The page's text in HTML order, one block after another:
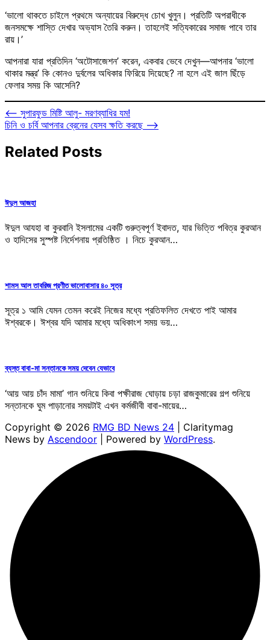
‘ভালো থাকতে চাইলে প্রথমে অন্যায়ের বিরুদ্ধে চোখ খুলুন। প্রতিটি অপরাধীকে
জনসমক্ষে শাস্তি দেখার অভ্যাস তৈরি করুন। তাহলেই সত্যিকারের সমাজ পাবে তার
রায়।’
আপনারা যারা প্রতিদিন ‘অটোসাজেশন’ করেন, একবার ভেবে দেখুন—আপনার ‘ভালো
থাকার মন্ত্র’ কি কোনও দুর্বলের অধিকার ফিরিয়ে দিয়েছে? না হলে এই জাল ছিঁড়ে
ফেলার সময় কি আসেনি?
Post
navigation
⟵ সুপারফুড মিষ্টি আলু- মরণব্যাধির যম!
চিনি ও চর্বি আপনার ব্রেনের যেসব ক্ষতি করছে ⟶
Related Posts
ঈদুল আজহা
ঈদুল আযহা বা কুরবানি ইসলামের একটি গুরুত্বপূর্ণ ইবাদত, যার ভিত্তি পবিত্র কুরআন
ও হাদিসের সুস্পষ্ট নির্দেশনায় প্রতিষ্ঠিত । নিচে কুরআন…
শামস আল তাবরিজ প্রণীত ভালোবাসার ৪০ সূত্র
সূত্র ১ আমি যেমন তেমন করেই নিজের মধ্যে প্রতিফলিত দেখতে পাই আমার
ঈশ্বরকে। ঈশ্বর যদি আমার মধ্যে অধিকাংশ সময় ভয়…
ব্যস্ত বাবা-মা সন্তানকে সময় দেবেন যেভাবে
‘আয় আয় চাঁদ মামা’ গান শুনিয়ে কিবা পক্ষীরাজ ঘোড়ায় চড়া রাজকুমারের গল্প শুনিয়ে
সন্তানকে ঘুম পাড়ানোর সময়টাই এখন কর্মজীবী বাবা-মায়ের…
Copyright © 2026 RMG BD News 24 | Claritymag
News by Ascendoor | Powered by WordPress.